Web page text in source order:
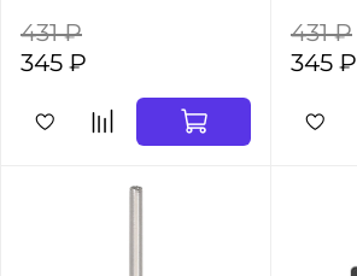
431 ₽
345 ₽
431 ₽
345 ₽